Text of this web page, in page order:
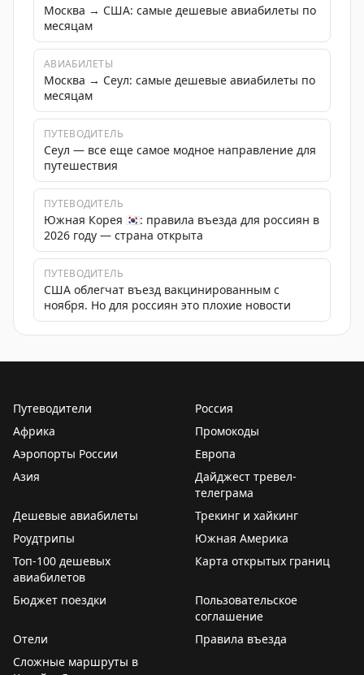
Москва → США: самые дешевые авиабилеты по
месяцам
АВИАБИЛЕТЫ
Москва → Сеул: самые дешевые авиабилеты по
месяцам
ПУТЕВОДИТЕЛЬ
Сеул — все еще самое модное направление для
путешествия
ПУТЕВОДИТЕЛЬ
Южная Корея 🇰🇷: правила въезда для россиян в
2026 году — страна открыта
ПУТЕВОДИТЕЛЬ
США облегчат въезд вакцинированным с
ноября. Но для россиян это плохие новости
Путеводители
Россия
Африка
Промокоды
Аэропорты России
Европа
Азия
Дайджест тревел-
телеграма
Дешевые авиабилеты
Трекинг и хайкинг
Роудтрипы
Южная Америка
Топ-100 дешевых
авиабилетов
Карта открытых границ
Бюджет поездки
Пользовательское
соглашение
Отели
Правила въезда
Сложные маршруты в